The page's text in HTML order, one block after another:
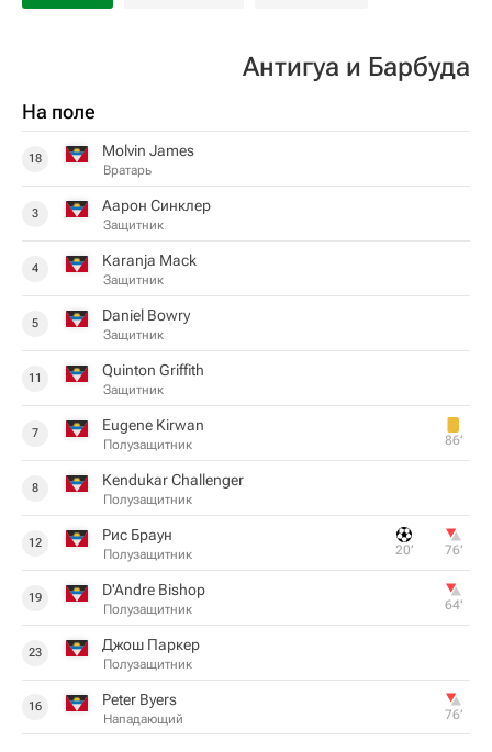
Антигуа и Барбуда
На поле
18 Molvin James
Вратарь
3 Аарон Синклер
Защитник
4 Karanja Mack
Защитник
5 Daniel Bowry
Защитник
11 Quinton Griffith
Защитник
7 Eugene Kirwan
Полузащитник 86‎’‎
8 Kendukar Challenger
Полузащитник
12 Рис Браун
Полузащитник 20‎’‎ 76‎’‎
19 D'Andre Bishop
Полузащитник 64‎’‎
23 Джош Паркер
Полузащитник
16 Peter Byers
Нападающий 76‎’‎